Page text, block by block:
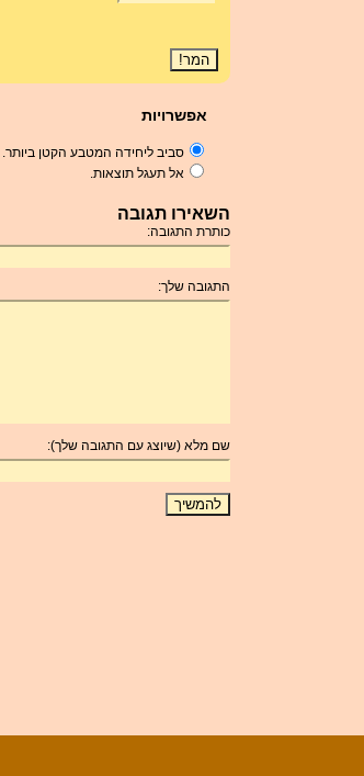
אפשרויות
סביב ליחידה המטבע הקטן ביותר.
אל תעגל תוצאות.
השאירו תגובה
כותרת התגובה:
התגובה שלך:
שם מלא (שיוצג עם התגובה שלך):